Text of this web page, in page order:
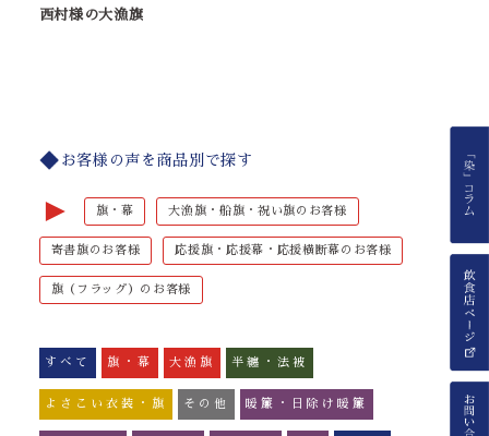
西村様の大漁旗
お客様の声を商品別で探す
► 旗・幕 大漁旗・船旗・祝い旗のお客様
寄書旗のお客様 応援旗・応援幕・応援横断幕のお客様
旗（フラッグ）のお客様
すべて 旗・幕 大漁旗 半纏・法被
よさこい衣装・旗 その他 暖簾・日除け暖簾